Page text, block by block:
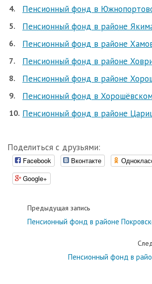
Пенсионный фонд в
Пенсионный фонд в районе
Пенсионный фонд в районе
Пенсионный фонд в районе
Пенсионный фонд в районе
Пенсионный фонд в
Пенсионный фонд в районе
Поделиться с друзьями:
Facebook Вконтакте
Google+
Предыдущая запись
Пенсионный фонд в районе
Пенсионный фонд в